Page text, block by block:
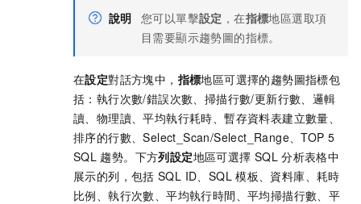
說明 您可以單擊設定 ，在指標地區選取項
目需要顯示趨勢圖的指標。
在設定對話方塊中， 指標地區可選擇的趨勢圖指標包
括：執行次數/錯誤次數、掃描行數/更新行數、邏輯
讀、物理讀、平均執行耗時、暫存資料表建立數量、
排序的行數、Select_Scan/Select_Range、TOP 5
SQL 趨勢。下方列設定地區可選擇 SQL 分析表格中
展示的列，包括 SQL ID、SQL 模板、資料庫、耗時
比例、執行次數、平均執行時間、平均掃描行數、平